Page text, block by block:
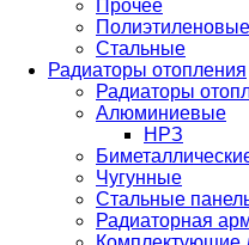
Прочее
Стальные
Радиаторы отопления
Радиаторы
Алюминиевые
НРЗ
Чугунные
Стальные
Радиаторная